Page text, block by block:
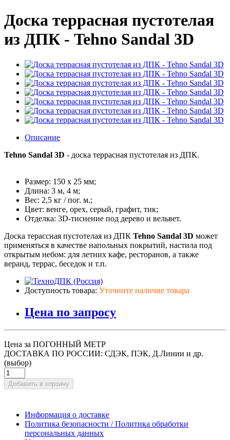
Доска террасная пустотелая
из ДПК - Tehno Sandal 3D
Описание
Tehno Sandal 3D - доска террасная пустотелая из ДПК.
Размер: 150 х 25 мм;
Длина: 3 м, 4 м;
Вес: 2,5 кг / пог. м.;
Цвет: венге, орех, серый, графит, тик;
Отделка: 3D-тиснение под дерево и вельвет.
Доска терассная пустотелая из ДПК Tehno Sandal 3D может
применяться в качестве напольных покрытий, настила под
открытым небом: для летних кафе, ресторанов, а также
веранд, террас, беседок и т.п.
Доступность товара: Уточните наличие товара
Цена по запросу
Цена за ПОГОННЫЙ МЕТР
ДОСТАВКА ПО РОССИИ: СДЭК, ПЭК, Д.Линии и др.
(выбор)
Добавить в корзину
Информация о доставке
Политика безопасности / Политика обработки
персональных данных